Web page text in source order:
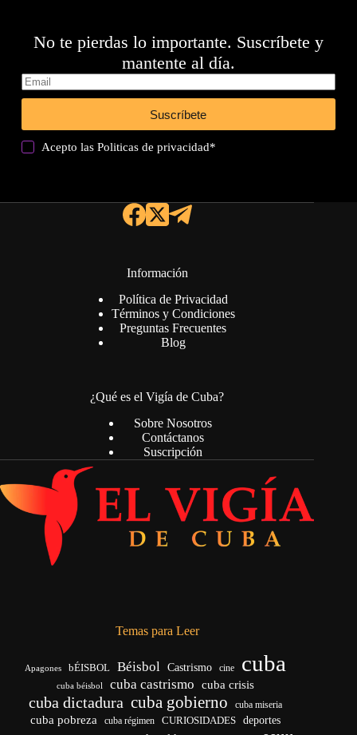
No te pierdas lo importante. Suscríbete y
mantente al día.
Suscríbete
Acepto lasPoliticas de privacidad*
Información
Política de Privacidad
Términos y Condiciones
Preguntas Frecuentes
Blog
¿Qué es el Vigía de Cuba?
Sobre Nosotros
Contáctanos
Suscripción
Temas para Leer
Apagones bÉISBOL Béisbol Castrismo cine cuba
cuba béisbol cuba castrismo cuba crisis
cuba dictadura cuba gobierno cuba miseria
cuba pobreza cuba régimen CURIOSIDADES deportes